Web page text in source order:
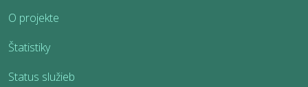
O projekte
Štatistiky
Status služieb